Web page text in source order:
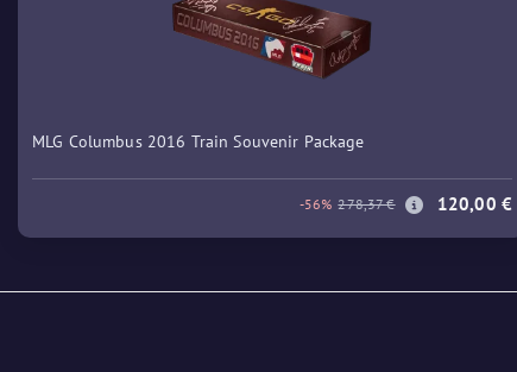
MLG Columbus 2016 Train Souvenir Package
-56% 278,37 € 120,00 €